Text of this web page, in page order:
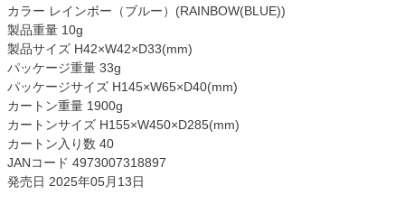
カラー レインボー（ブルー）(RAINBOW(BLUE))
製品重量 10g
製品サイズ H42×W42×D33(mm)
パッケージ重量 33g
パッケージサイズ H145×W65×D40(mm)
カートン重量 1900g
カートンサイズ H155×W450×D285(mm)
カートン入り数 40
JANコード 4973007318897
発売日 2025年05月13日